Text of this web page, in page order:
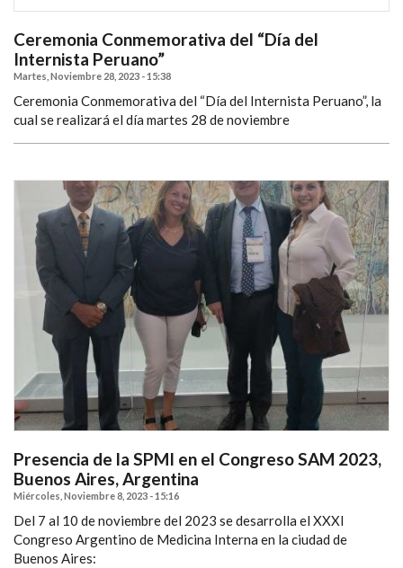
Ceremonia Conmemorativa del “Día del
Internista Peruano”
Martes, Noviembre 28, 2023 - 15:38
Ceremonia Conmemorativa del “Día del Internista Peruano”, la
cual se realizará el día martes 28 de noviembre
Presencia de la SPMI en el Congreso SAM 2023,
Buenos Aires, Argentina
Miércoles, Noviembre 8, 2023 - 15:16
Del 7 al 10 de noviembre del 2023 se desarrolla el XXXI
Congreso Argentino de Medicina Interna en la ciudad de
Buenos Aires: